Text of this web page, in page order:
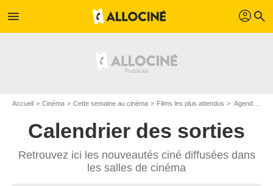
menu profil search
Accueil Cinéma Cette semaine au cinéma Films les plus attendus Agenda cinéma : Films du 5 août 2015
Calendrier des sorties
Retrouvez ici les nouveautés ciné diffusées dans
les salles de cinéma